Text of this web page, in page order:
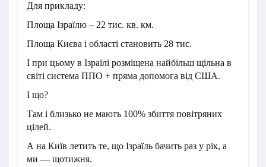
Для прикладу:
Площа Ізраїлю – 22 тис. кв. км.
Площа Києва і області становить 28 тис.
І при цьому в Ізраїлі розміщена найбільш щільна в
світі система ППО + пряма допомога від США.
І що?
Там і близько не мають 100% збиття повітряних
цілей.
А на Київ летить те, що Ізраїль бачить раз у рік, а
ми — щотижня.